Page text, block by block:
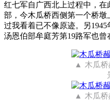
红七军自广西北上过程中，
部，今木瓜桥西侧第一个桥墩
过我看着已不像原迹。另1945
汤恩伯部牟庭芳第19路军也曾
木瓜
木瓜